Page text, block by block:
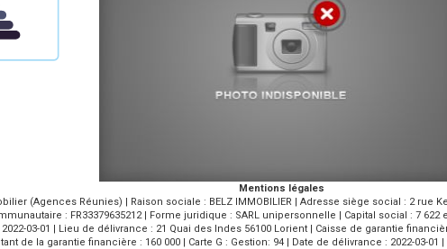
Mentions légales
(Agences Réunies) | Raison sociale : BELZ IMMOBILIER | Adresse siège social : 2 rue
: FR33379635212 | Forme juridique : SARL unipersonnelle | Capital social : 7 622
03-01 | Lieu de délivrance : 21 Quai des Indes 56100 Lorient | Caisse de garantie
de la garantie financière : 160 000 | Carte G : Gestion: 94 | Date de délivrance : 2022-03-